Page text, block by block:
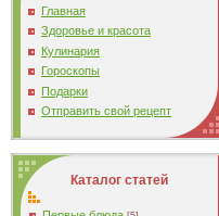
Главная
Здоровье и красота
Кулинария
Гороскопы
Подарки
Отправить свой рецепт
Каталог статей